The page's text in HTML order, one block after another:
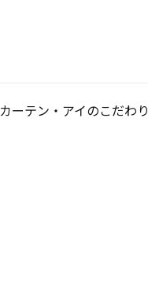
カーテン・アイのこだわり